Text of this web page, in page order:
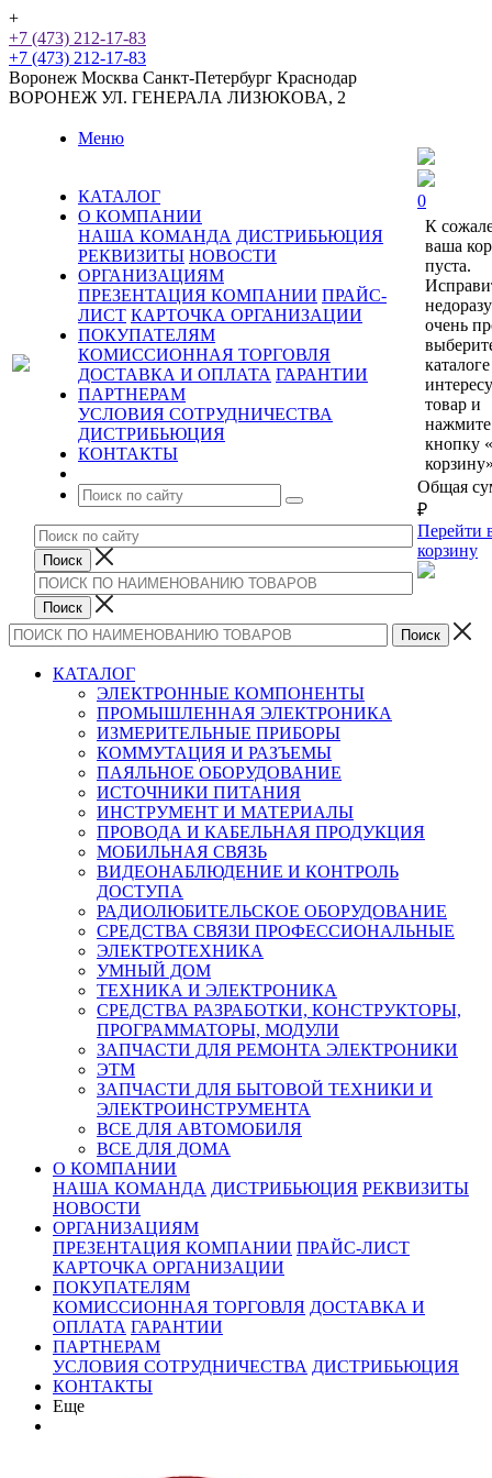
+
+7 (473) 212-17-83
+7 (473) 212-17-83
Воронеж Москва Санкт-Петербург Краснодар
ВОРОНЕЖ УЛ. ГЕНЕРАЛА ЛИЗЮКОВА, 2
Меню
КАТАЛОГ
О КОМПАНИИ
НАША КОМАНДА ДИСТРИБЬЮЦИЯ
РЕКВИЗИТЫ НОВОСТИ
ОРГАНИЗАЦИЯМ
ПРЕЗЕНТАЦИЯ КОМПАНИИ ПРАЙС-
ЛИСТ КАРТОЧКА ОРГАНИЗАЦИИ
ПОКУПАТЕЛЯМ
КОМИССИОННАЯ ТОРГОВЛЯ
ДОСТАВКА И ОПЛАТА ГАРАНТИИ
ПАРТНЕРАМ
УСЛОВИЯ СОТРУДНИЧЕСТВА
ДИСТРИБЬЮЦИЯ
КОНТАКТЫ
0
К
ваша
пуста.
очень
каталоге
товар и
нажмите
кнопку
Общая
₽
Перейти
корзину
КАТАЛОГ
ЭЛЕКТРОННЫЕ КОМПОНЕНТЫ
ПРОМЫШЛЕННАЯ ЭЛЕКТРОНИКА
ИЗМЕРИТЕЛЬНЫЕ ПРИБОРЫ
КОММУТАЦИЯ И РАЗЪЕМЫ
ПАЯЛЬНОЕ ОБОРУДОВАНИЕ
ИСТОЧНИКИ ПИТАНИЯ
ИНСТРУМЕНТ И МАТЕРИАЛЫ
ПРОВОДА И КАБЕЛЬНАЯ ПРОДУКЦИЯ
МОБИЛЬНАЯ СВЯЗЬ
ВИДЕОНАБЛЮДЕНИЕ И КОНТРОЛЬ
ДОСТУПА
РАДИОЛЮБИТЕЛЬСКОЕ ОБОРУДОВАНИЕ
СРЕДСТВА СВЯЗИ ПРОФЕССИОНАЛЬНЫЕ
ЭЛЕКТРОТЕХНИКА
УМНЫЙ ДОМ
ТЕХНИКА И ЭЛЕКТРОНИКА
СРЕДСТВА РАЗРАБОТКИ, КОНСТРУКТОРЫ,
ПРОГРАММАТОРЫ, МОДУЛИ
ЗАПЧАСТИ ДЛЯ РЕМОНТА ЭЛЕКТРОНИКИ
ЭТМ
ЗАПЧАСТИ ДЛЯ БЫТОВОЙ ТЕХНИКИ И
ЭЛЕКТРОИНСТРУМЕНТА
ВСЕ ДЛЯ АВТОМОБИЛЯ
ВСЕ ДЛЯ ДОМА
О КОМПАНИИ
НАША КОМАНДА ДИСТРИБЬЮЦИЯ РЕКВИЗИТЫ
НОВОСТИ
ОРГАНИЗАЦИЯМ
ПРЕЗЕНТАЦИЯ КОМПАНИИ ПРАЙС-ЛИСТ
КАРТОЧКА ОРГАНИЗАЦИИ
ПОКУПАТЕЛЯМ
КОМИССИОННАЯ ТОРГОВЛЯ ДОСТАВКА И
ОПЛАТА ГАРАНТИИ
ПАРТНЕРАМ
УСЛОВИЯ СОТРУДНИЧЕСТВА ДИСТРИБЬЮЦИЯ
КОНТАКТЫ
Еще